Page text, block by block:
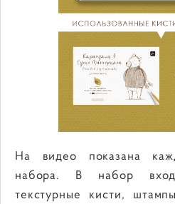
На видео показана
набора. В набор
текстурные кисти,